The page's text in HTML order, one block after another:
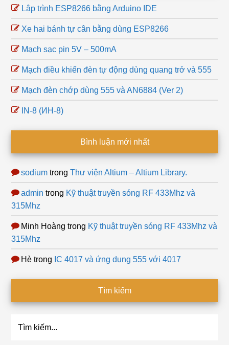
Lập trình ESP8266 bằng Arduino IDE
Xe hai bánh tự cân bằng dùng ESP8266
Mạch sạc pin 5V – 500mA
Mạch điều khiển đèn tự động dùng quang trở và 555
Mạch đèn chớp dùng 555 và AN6884 (Ver 2)
IN-8 (ИН-8)
Bình luận mới nhất
sodium trongThư viện Altium – Altium Library.
admin trong Kỹ thuật truyền sóng RF 433Mhz và
315Mhz
Minh Hoàng trong Kỹ thuật truyền sóng RF 433Mhz và
315Mhz
Hè trong IC 4017 và ứng dụng 555 với 4017
Tìm kiếm